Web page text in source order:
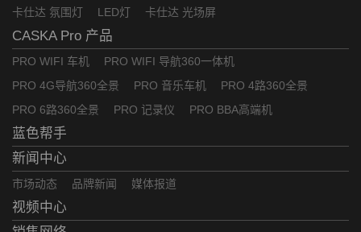
卡仕达 氛围灯
LED灯 卡仕达 光场屏
CASKA Pro 产品
PRO WIFI 车机
PRO WIFI 导航360一体机
PRO 4G导航360全景
PRO 音乐车机
PRO 4路360全景
PRO 6路360全景
PRO 记录仪 PRO BBA高端机
蓝色帮手
新闻中心
市场动态 品牌新闻 媒体报道
视频中心